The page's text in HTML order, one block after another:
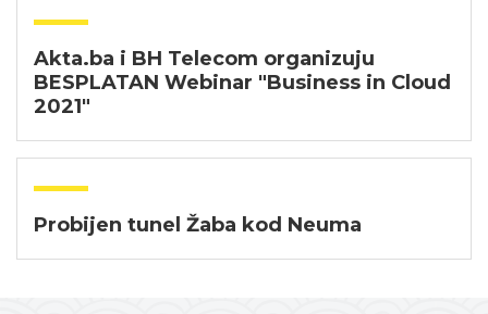
Akta.ba i BH Telecom organizuju
BESPLATAN Webinar "Business in Cloud
2021"
Probijen tunel Žaba kod Neuma